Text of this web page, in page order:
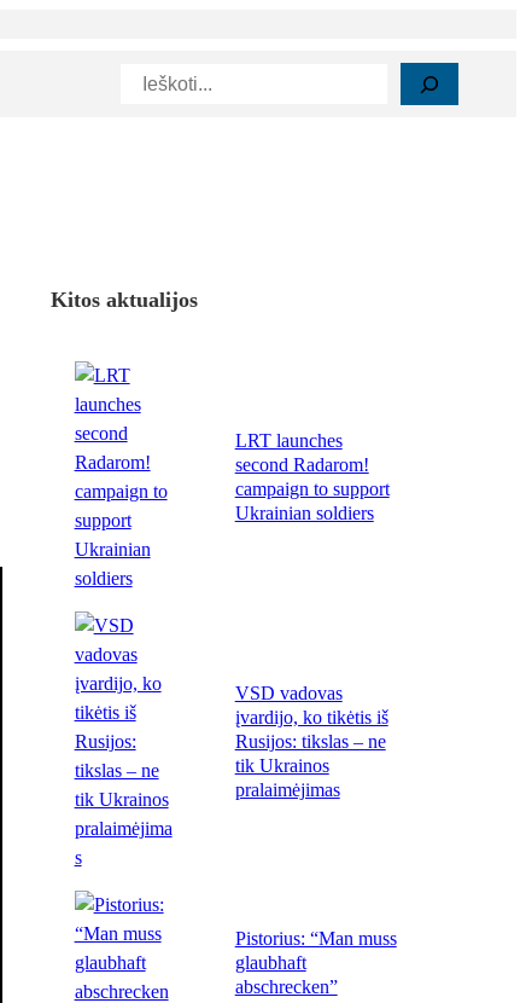
Paieška
Kitos aktualijos
LRT launches
second Radarom!
campaign to support
Ukrainian soldiers
VSD vadovas
įvardijo, ko tikėtis iš
Rusijos: tikslas – ne
tik Ukrainos
pralaimėjimas
Pistorius: “Man muss
glaubhaft
abschrecken”